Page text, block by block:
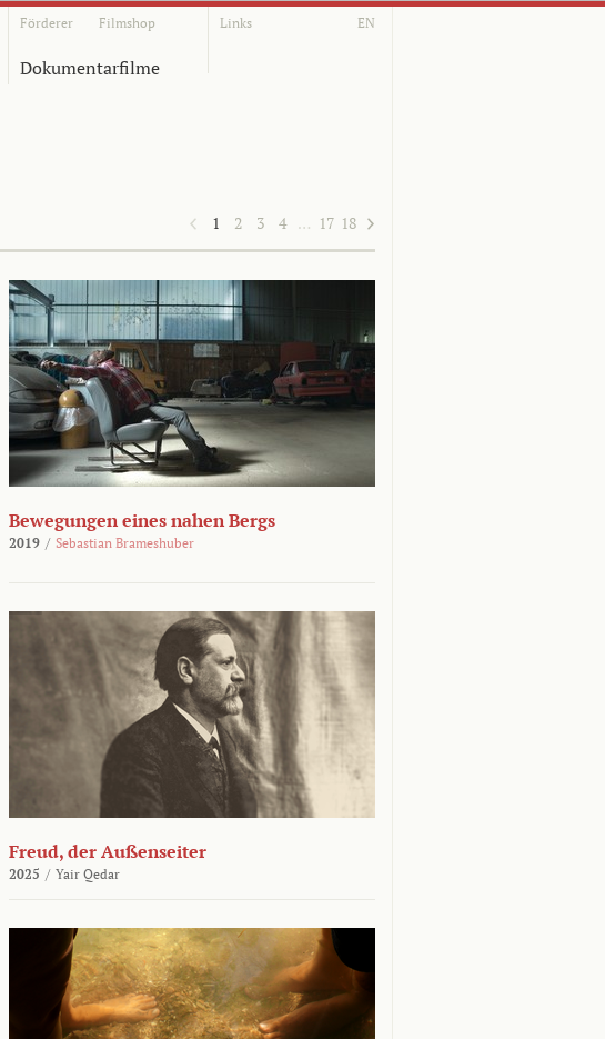
Förderer Filmshop Links EN
Dokumentarfilme
1 2 3 4 … 17 18
Bewegungen eines nahen Bergs
2019 / Sebastian Brameshuber
Freud, der Außenseiter
2025 / Yair Qedar